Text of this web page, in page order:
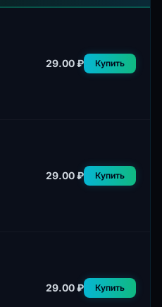
29.00 ₽ Купить
29.00 ₽ Купить
29.00 ₽ Купить